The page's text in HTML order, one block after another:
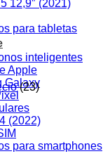
12,9″ (2021)
para tabletas
inteligentes
Apple
Galaxy
(2022)
para smartphones
(23)